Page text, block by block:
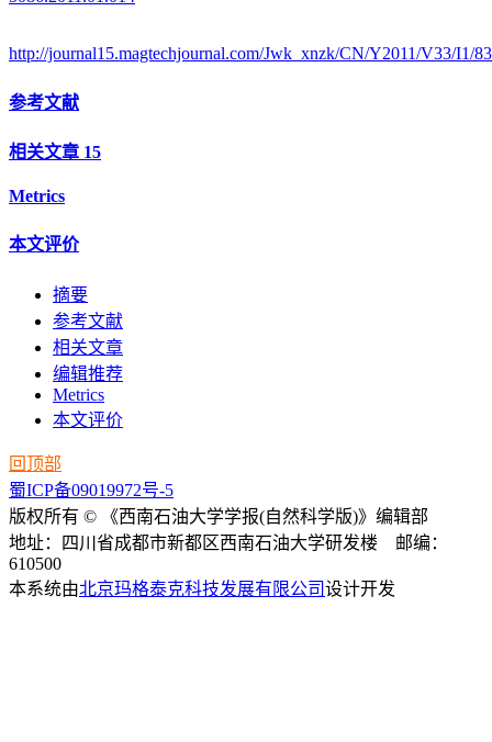
http://journal15.magtechjournal.com/Jwk_xnzk/CN/Y2011/V33/I1/83
参考文献
相关文章 15
Metrics
本文评价
摘要
参考文献
相关文章
编辑推荐
Metrics
本文评价
回顶部
蜀ICP备09019972号-5
版权所有 © 《西南石油大学学报(自然科学版)》编辑部
地址：四川省成都市新都区西南石油大学研发楼 邮编：
610500
本系统由北京玛格泰克科技发展有限公司设计开发